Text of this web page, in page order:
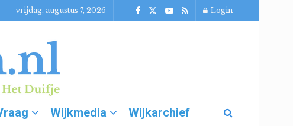
vrijdag, augustus 7, 2026 Login
Wijkmedia Wijkarchief